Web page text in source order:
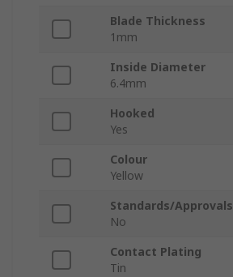
Blade Thickness
1mm
Inside Diameter
6.4mm
Hooked
Yes
Colour
Yellow
Standards/Approvals
No
Contact Plating
Tin